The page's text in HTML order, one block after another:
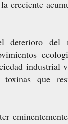
creciente
deterioro del
industrial
que